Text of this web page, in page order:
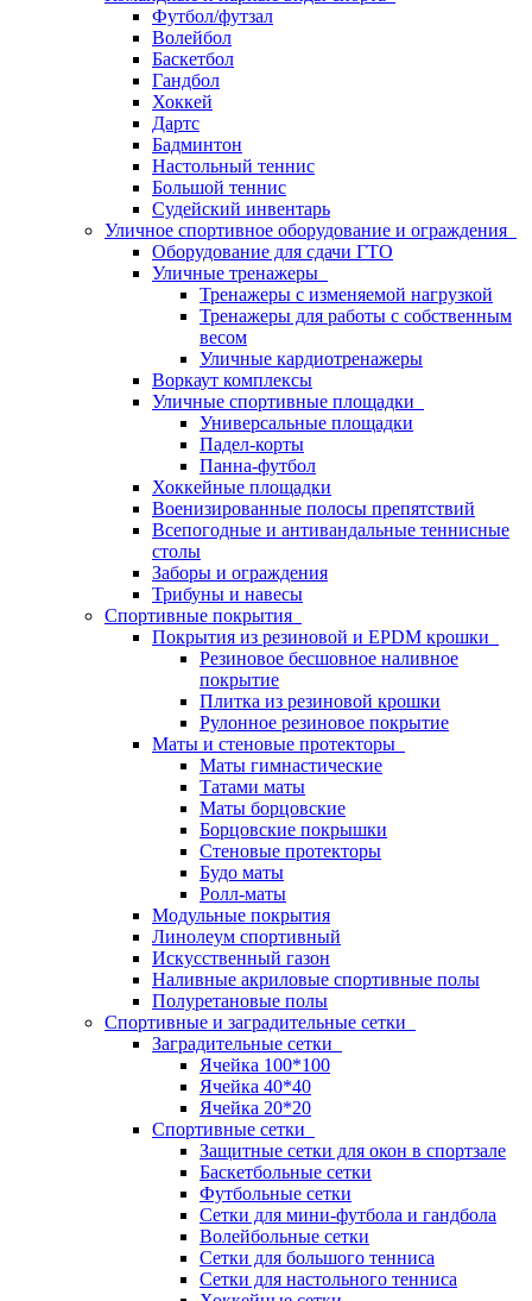
Футбол/футзал
Волейбол
Баскетбол
Гандбол
Хоккей
Дартс
Бадминтон
Настольный теннис
Большой теннис
Судейский инвентарь
Уличное спортивное оборудование и ограждения
Оборудование для сдачи ГТО
Уличные тренажеры
Тренажеры с изменяемой нагрузкой
Тренажеры для работы с собственным
весом
Уличные кардиотренажеры
Воркаут комплексы
Уличные спортивные площадки
Универсальные площадки
Падел-корты
Панна-футбол
Хоккейные площадки
Военизированные полосы препятствий
Всепогодные и антивандальные теннисные
столы
Заборы и ограждения
Трибуны и навесы
Спортивные покрытия
Покрытия из резиновой и EPDM крошки
Резиновое бесшовное наливное
покрытие
Плитка из резиновой крошки
Рулонное резиновое покрытие
Маты и стеновые протекторы
Маты гимнастические
Татами маты
Маты борцовские
Борцовские покрышки
Стеновые протекторы
Будо маты
Ролл-маты
Модульные покрытия
Линолеум спортивный
Искусственный газон
Наливные акриловые спортивные полы
Полуретановые полы
Спортивные и заградительные сетки
Заградительные сетки
Ячейка 100*100
Ячейка 40*40
Ячейка 20*20
Спортивные сетки
Защитные сетки для окон в спортзале
Баскетбольные сетки
Футбольные сетки
Сетки для мини-футбола и гандбола
Волейбольные сетки
Сетки для большого тенниса
Сетки для настольного тенниса